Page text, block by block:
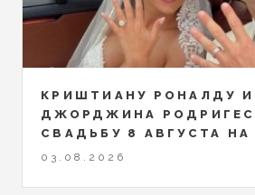
КРИШТИАНУ РОНАЛДУ И
ДЖОРДЖИНА
СВАДЬБУ 8 АВГУСТА НА
03.08.2026